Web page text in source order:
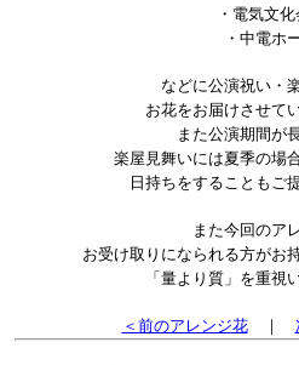
・電気文
・中電ホ
などに公演祝い・
お花をお届けさせて
また公演期間が
楽屋見舞いには夏季の場
日持ちをすることもご
また今回のア
お受け取りになられる方がお
「量より質」を重視
＜前のアレンジ花｜